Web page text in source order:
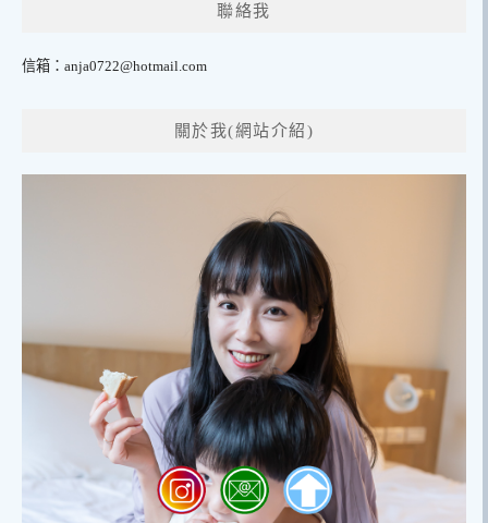
聯絡我
信箱： anja0722@hotmail.com
關於我(網站介紹)